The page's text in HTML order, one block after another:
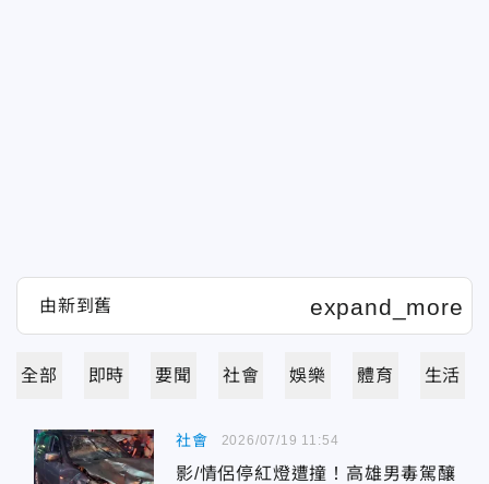
全部 即時 要聞 社會 娛樂 體育 生活
社會
影/情侶停紅燈遭撞！高雄男毒駕釀
2026/07/19 11:54